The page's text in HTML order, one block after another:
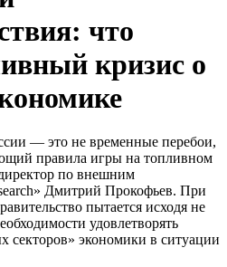
что
кризис о
— это не временные перебои,
правила игры на топливном
по внешним
Дмитрий Прокофьев. При
пытается исходя не
удовлетворять
секторов» экономики в ситуации